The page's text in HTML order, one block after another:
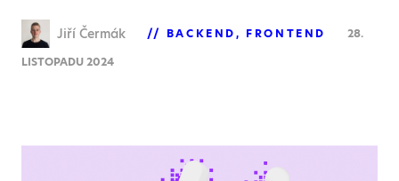
Jiří Čermák BACKEND FRONTEND
28.
LISTOPADU 2024